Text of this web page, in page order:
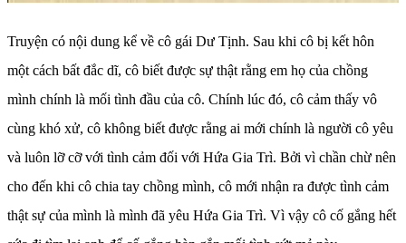
Truyện có nội dung kể về cô gái Dư Tịnh. Sau khi cô bị kết hôn
một cách bất đắc dĩ, cô biết được sự thật rằng em họ của chồng
mình chính là mối tình đầu của cô. Chính lúc đó, cô cảm thấy vô
cùng khó xử, cô không biết được rằng ai mới chính là người cô yêu
và luôn lỡ cỡ với tình cảm đối với Hứa Gia Trì. Bởi vì chần chừ nên
cho đến khi cô chia tay chồng mình, cô mới nhận ra được tình cảm
thật sự của mình là mình đã yêu Hứa Gia Trì. Vì vậy cô cố gắng hết